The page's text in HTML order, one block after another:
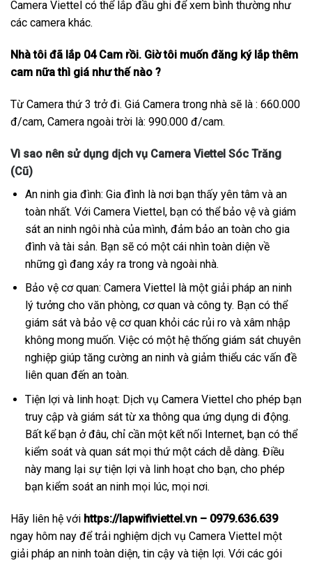
Camera Viettel có thể lắp đầu ghi để xem bình thường như
các camera khác.
Nhà tôi đã lắp 04 Cam rồi. Giờ tôi muốn đăng ký lắp thêm
cam nữa thì giá như thế nào ?
Từ Camera thứ 3 trở đi. Giá Camera trong nhà sẽ là : 660.000
đ/cam, Camera ngoài trời là: 990.000 đ/cam.
Vì sao nên sử dụng dịch vụ Camera Viettel Sóc Trăng
(Cũ)
An ninh gia đình: Gia đình là nơi bạn thấy yên tâm và an
toàn nhất. Với Camera Viettel, bạn có thể bảo vệ và giám
sát an ninh ngôi nhà của mình, đảm bảo an toàn cho gia
đình và tài sản. Bạn sẽ có một cái nhìn toàn diện về
những gì đang xảy ra trong và ngoài nhà.
Bảo vệ cơ quan: Camera Viettel là một giải pháp an ninh
lý tưởng cho văn phòng, cơ quan và công ty. Bạn có thể
giám sát và bảo vệ cơ quan khỏi các rủi ro và xâm nhập
không mong muốn. Việc có một hệ thống giám sát chuyên
nghiệp giúp tăng cường an ninh và giảm thiểu các vấn đề
liên quan đến an toàn.
Tiện lợi và linh hoạt: Dịch vụ Camera Viettel cho phép bạn
truy cập và giám sát từ xa thông qua ứng dụng di động.
Bất kể bạn ở đâu, chỉ cần một kết nối Internet, bạn có thể
kiểm soát và quan sát mọi thứ một cách dễ dàng. Điều
này mang lại sự tiện lợi và linh hoạt cho bạn, cho phép
bạn kiểm soát an ninh mọi lúc, mọi nơi.
Hãy liên hệ với https://lapwifiviettel.vn – 0979.636.639
ngay hôm nay để trải nghiệm dịch vụ Camera Viettel một
giải pháp an ninh toàn diện, tin cậy và tiện lợi. Với các gói